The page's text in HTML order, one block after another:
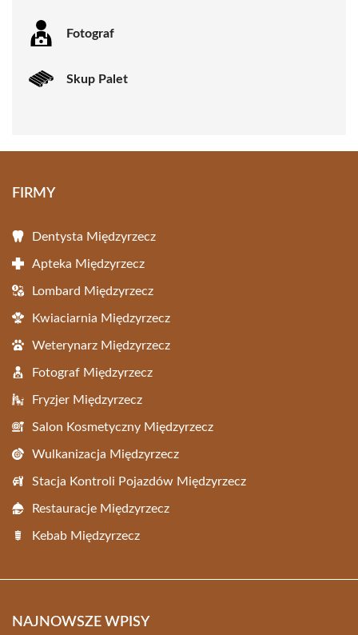
Fotograf
Skup Palet
FIRMY
Dentysta Międzyrzecz
Apteka Międzyrzecz
Lombard Międzyrzecz
Kwiaciarnia Międzyrzecz
Weterynarz Międzyrzecz
Fotograf Międzyrzecz
Fryzjer Międzyrzecz
Salon Kosmetyczny Międzyrzecz
Wulkanizacja Międzyrzecz
Stacja Kontroli Pojazdów Międzyrzecz
Restauracje Międzyrzecz
Kebab Międzyrzecz
NAJNOWSZE WPISY